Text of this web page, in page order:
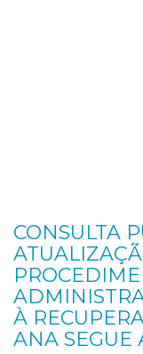
CONSULTA
À
ANA SEGUE